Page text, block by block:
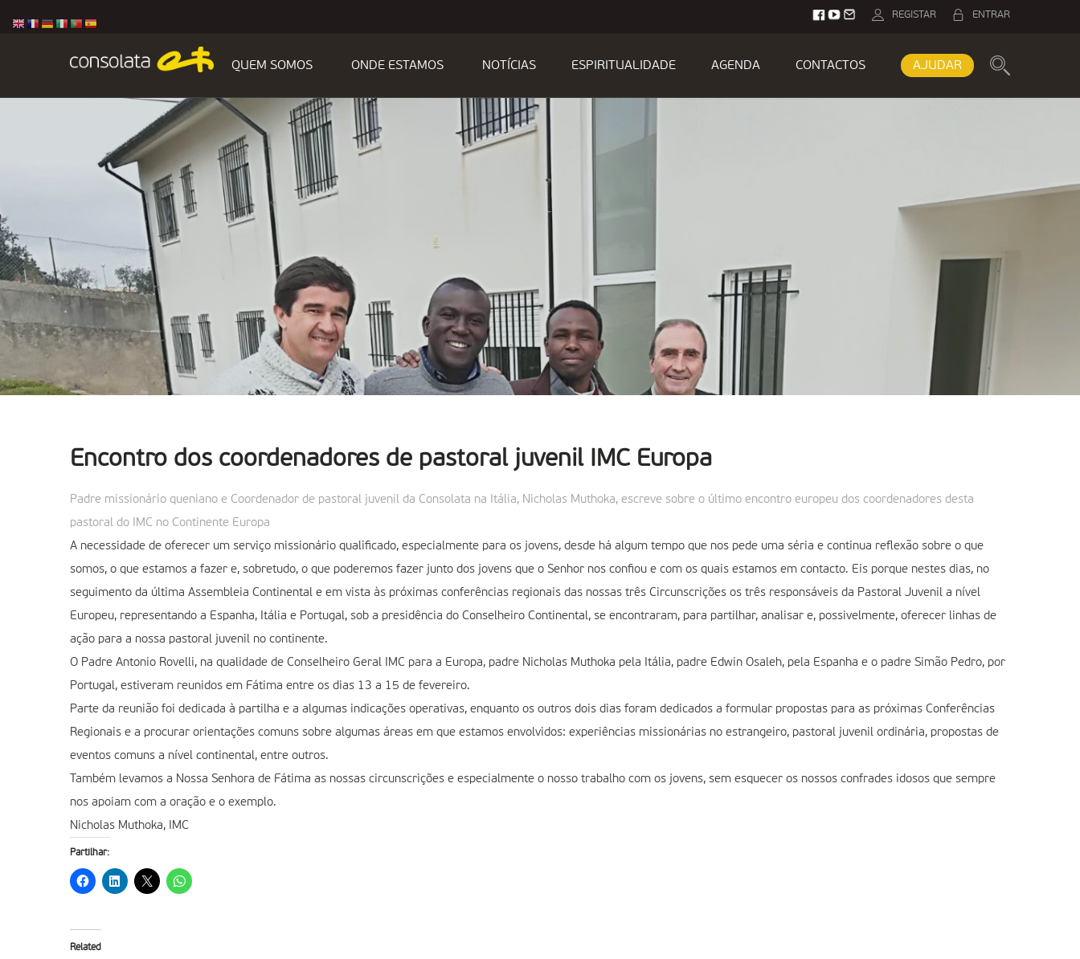
ENTRAR
REGISTAR
QUEM SOMOS ONDE ESTAMOS NOTÍCIAS ESPIRITUALIDADE AGENDA CONTACTOS AJUDAR
Encontro dos coordenadores de pastoral juvenil IMC Europa
Padre missionário queniano e Coordenador de pastoral juvenil da Consolata na Itália, Nicholas Muthoka, escreve sobre o último encontro europeu dos coordenadores desta
pastoral do IMC no Continente Europa
A necessidade de oferecer um serviço missionário qualificado, especialmente para os jovens, desde há algum tempo que nos pede uma séria e continua reflexão sobre o que
somos, o que estamos a fazer e, sobretudo, o que poderemos fazer junto dos jovens que o Senhor nos confiou e com os quais estamos em contacto. Eis porque nestes dias, no
seguimento da última Assembleia Continental e em vista às próximas conferências regionais das nossas três Circunscrições os três responsáveis da Pastoral Juvenil a nível
Europeu, representando a Espanha, Itália e Portugal, sob a presidência do Conselheiro Continental, se encontraram, para partilhar, analisar e, possivelmente, oferecer linhas de
ação para a nossa pastoral juvenil no continente.
O Padre Antonio Rovelli, na qualidade de Conselheiro Geral IMC para a Europa, padre Nicholas Muthoka pela Itália, padre Edwin Osaleh, pela Espanha e o padre Simão Pedro, por
Portugal, estiveram reunidos em Fátima entre os dias 13 a 15 de fevereiro.
Parte da reunião foi dedicada à partilha e a algumas indicações operativas, enquanto os outros dois dias foram dedicados a formular propostas para as próximas Conferências
Regionais e a procurar orientações comuns sobre algumas áreas em que estamos envolvidos: experiências missionárias no estrangeiro, pastoral juvenil ordinária, propostas de
eventos comuns a nível continental, entre outros.
Também levamos a Nossa Senhora de Fátima as nossas circunscrições e especialmente o nosso trabalho com os jovens, sem esquecer os nossos confrades idosos que sempre
nos apoiam com a oração e o exemplo.
Nicholas Muthoka, IMC
Partilhar:
Related